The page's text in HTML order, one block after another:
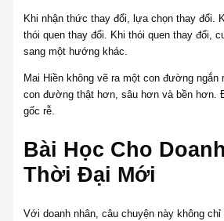
Khi nhận thức thay đổi, lựa chọn thay đổi.
thói quen thay đổi. Khi thói quen thay đổi,
sang một hướng khác.
Mai Hiền không vẽ ra một con đường ngắn
con đường thật hơn, sâu hơn và bền hơn.
gốc rễ.
Bài Học Cho
Thời Đại Mới
Với doanh nhân, câu chuyện này không